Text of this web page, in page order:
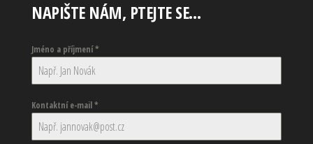
NAPIŠTE NÁM, PTEJTE SE…
Jméno a příjmení*
Kontaktní e-mail*